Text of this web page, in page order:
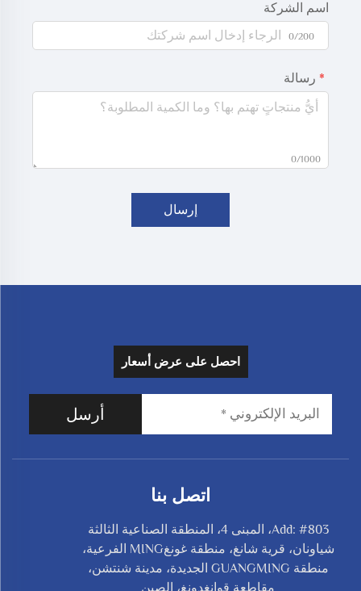
اسم الشركة
0/200
رسالة
0/1000
إرسال
احصل على عرض أسعار
أرسل
اتصل بنا
Add: #803، المبنى 4، المنطقة الصناعية الثالثة
شياونان، قرية شانغ، منطقة غونغMING الفرعية،
منطقة GUANGMING الجديدة، مدينة شنتشن،
مقاطعة قوانغدونغ، الصين